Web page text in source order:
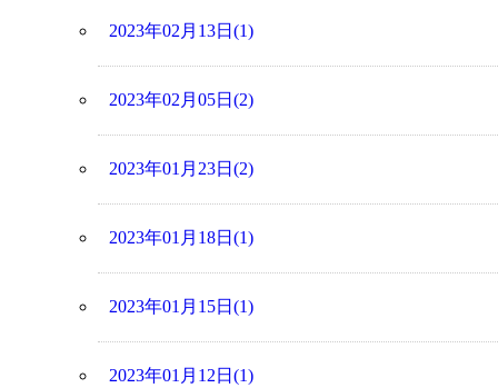
2023年02月13日(1)
2023年02月05日(2)
2023年01月23日(2)
2023年01月18日(1)
2023年01月15日(1)
2023年01月12日(1)